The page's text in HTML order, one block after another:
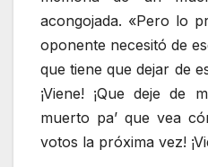
acongojada. «Pero lo
oponente necesitó de
que tiene que dejar de
¡Viene! ¡Que deje de
muerto pa’ que vea
votos la próxima vez!